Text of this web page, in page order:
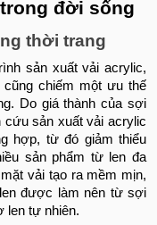
đời sống
thời trang
sản xuất vải acrylic,
chiếm một ưu thế
Do giá thành của sợi
cứu sản xuất vải acrylic
hợp, từ đó giảm thiểu
sản phẩm từ len đa
vải tạo ra mềm mịn,
được làm nên từ sợi
len tự nhiên.